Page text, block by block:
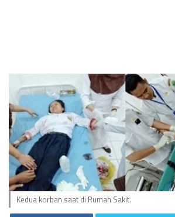
Kedua korban saat di Rumah Sakit.